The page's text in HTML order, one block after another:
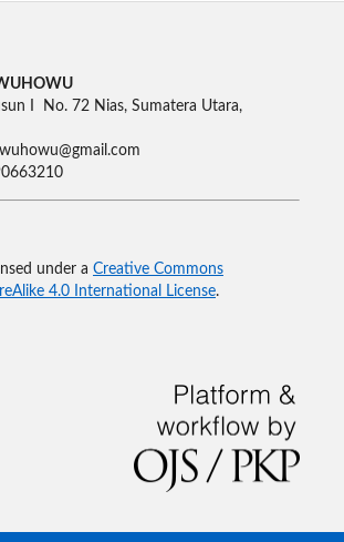
I No. 72 Nias, Sumatera Utara,
under a Creative Commons
4.0 International License.